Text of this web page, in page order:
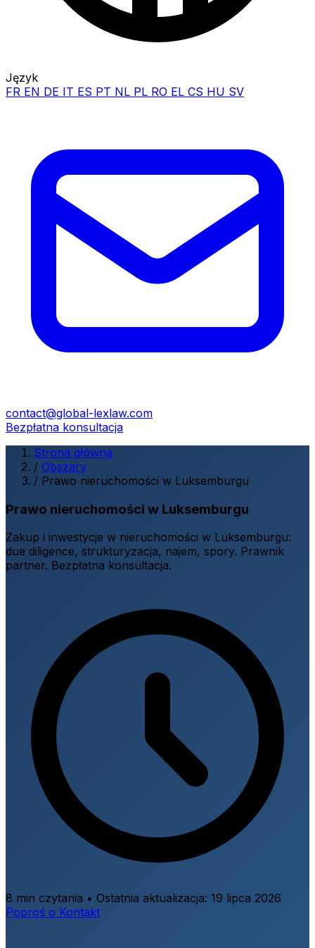
Język
FR EN DE IT ES PT NL PL RO EL CS HU SV
contact@global-lexlaw.com
Bezpłatna konsultacja
Strona główna
/ Obszary
/ Prawo nieruchomości w Luksemburgu
Prawo nieruchomości w Luksemburgu
Zakup i inwestycje w nieruchomości w Luksemburgu:
due diligence, strukturyzacja, najem, spory. Prawnik
partner. Bezpłatna konsultacja.
8 min czytania • Ostatnia aktualizacja: 19 lipca 2026
Poproś o Kontakt